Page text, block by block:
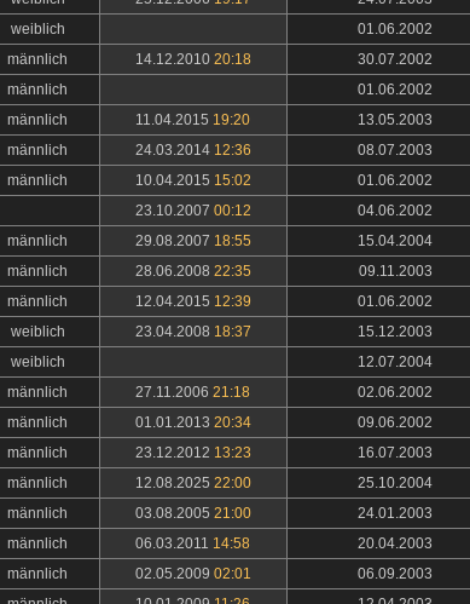
weiblich 01.06.2002
männlich 14.12.2010 20:18 30.07.2002
männlich 01.06.2002
männlich 11.04.2015 19:20 13.05.2003
männlich 24.03.2014 12:36 08.07.2003
männlich 10.04.2015 15:02 01.06.2002
23.10.2007 00:12 04.06.2002
männlich 29.08.2007 18:55 15.04.2004
männlich 28.06.2008 22:35 09.11.2003
männlich 12.04.2015 12:39 01.06.2002
weiblich 23.04.2008 18:37 15.12.2003
weiblich 12.07.2004
männlich 27.11.2006 21:18 02.06.2002
männlich 01.01.2013 20:34 09.06.2002
männlich 23.12.2012 13:23 16.07.2003
männlich 12.08.2025 22:00 25.10.2004
männlich 03.08.2005 21:00 24.01.2003
männlich 06.03.2011 14:58 20.04.2003
männlich 02.05.2009 02:01 06.09.2003